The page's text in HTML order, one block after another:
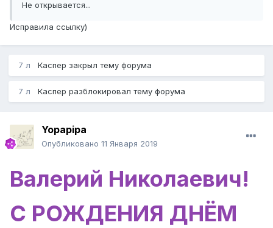
Не открывается...
Исправила ссылку)
7 л Каспер закрыл тему форума
7 л Каспер разблокировал тему форума
Yopapipa
Опубликовано 11 Января 2019
Валерий Николаевич!
С РОЖДЕНИЯ ДНЁМ